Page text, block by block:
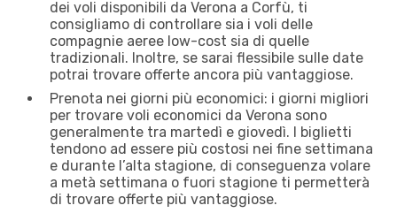
dei voli disponibili da Verona a Corfù, ti
consigliamo di controllare sia i voli delle
compagnie aeree low-cost sia di quelle
tradizionali. Inoltre, se sarai flessibile sulle date
potrai trovare offerte ancora più vantaggiose.
Prenota nei giorni più economici: i giorni migliori
per trovare voli economici da Verona sono
generalmente tra martedì e giovedì. I biglietti
tendono ad essere più costosi nei fine settimana
e durante l’alta stagione, di conseguenza volare
a metà settimana o fuori stagione ti permetterà
di trovare offerte più vantaggiose.